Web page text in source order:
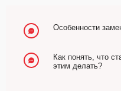
Особенности
Как понять, что
этим делать?